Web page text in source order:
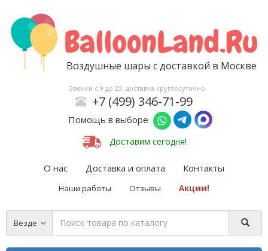
Воздушные шары с доставкой в Москве
Звонки с 9 до 23, доставка круглосуточно
+7 (499) 346-71-99
Помощь в выборе
Доставим сегодня!
О нас Доставка и оплата Контакты
Наши работы Отзывы Акции!
Везде